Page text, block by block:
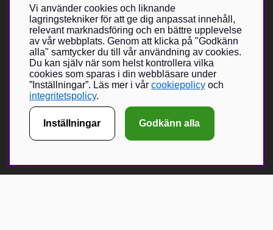
Om oss
Villkor & info
Om Vildmarken Brand Store
Vildmarkens egenutvecklade sortiment har växt under de senaste
åren och nu förverkligas visionen om Vildmarken Brand Store –
en unikt utformad butik, med unika produkter i fokus. Vildmarken
har ända sedan 2015 erbjudit våra läsare och följare att beställa
klädesplagg, kepsar och andra accessoarer.
Nätbutiken har vuxit sig mycket populär och med en fysisk butik
hoppas vi kunna bjuda på en ännu större upplevelse tillsammans
Vi använder cookies och liknande
lagringstekniker för att ge dig anpassat innehåll,
relevant marknadsföring och en bättre upplevelse
av vår webbplats. Genom att klicka på "Godkänn
alla" samtycker du till vår användning av cookies.
Du kan själv när som helst kontrollera vilka
cookies som sparas i din webbläsare under
”Inställningar”. Läs mer i vår cookiepolicy och
integritetspolicy.
Inställningar Godkänn alla